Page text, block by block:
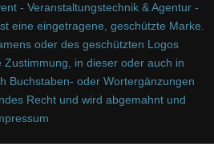
- Veranstaltungstechnik & Agentur -
eine eingetragene, geschützte Marke.
oder des geschützten Logos
in dieser oder auch in
Buchstaben- oder Wortergänzungen
Recht und wird abgemahnt und